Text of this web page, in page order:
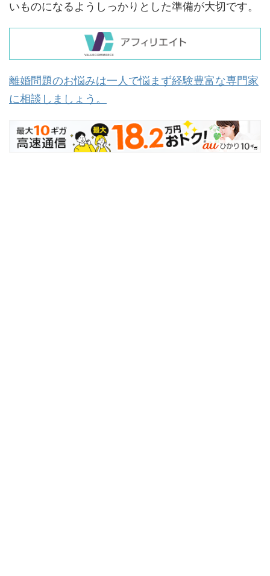
いものになるようしっかりとした準備が大切です。
離婚問題のお悩みは一人で悩まず経験豊富な専門家
に相談しましょう。